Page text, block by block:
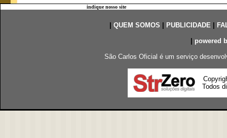
indique nosso site
QUEM SOMOS PUBLICIDADE|
powered
São Carlos Oficial é um serviço
Todos